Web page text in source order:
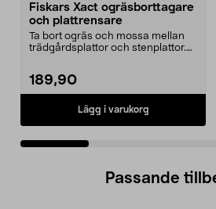
Fiskars Xact ogräsborttagare
och plattrensare
Ta bort ogräs och mossa mellan
trädgårdsplattor och stenplattor.
189,90
Lägg i varukorg
Passande